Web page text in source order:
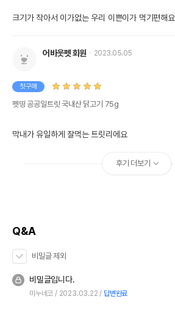
크기가 작아서 이가없는 우리 이쁜이가 먹기편해요
어바웃펫 회원 2023.05.05
첫구매
펫띵 공공일트릿 국내산 닭고기 75g
막내가 유일하게 잘먹는 트릿리에요
후기 더보기
Q&A
비밀글 제외
비밀글입니다.
미누네코 2023.03.22 답변완료